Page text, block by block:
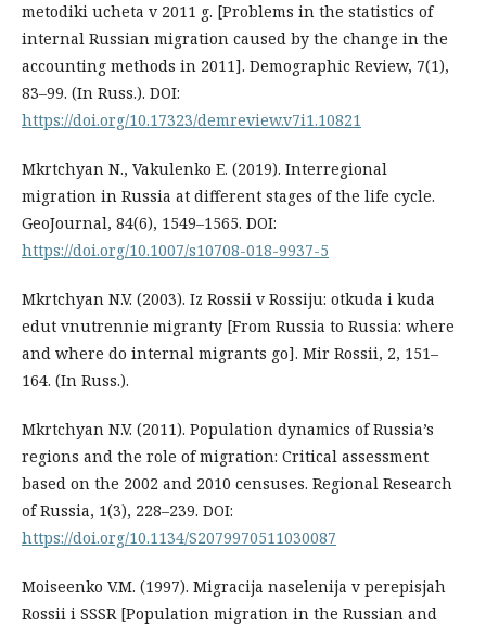
metodiki ucheta v 2011 g. [Problems in the statistics of
internal Russian migration caused by the change in the
accounting methods in 2011]. Demographic Review, 7(1),
83–99. (In Russ.). DOI:
https://doi.org/10.17323/demreview.v7i1.10821
Mkrtchyan N., Vakulenko E. (2019). Interregional
migration in Russia at different stages of the life cycle.
GeoJournal, 84(6), 1549–1565. DOI:
https://doi.org/10.1007/s10708-018-9937-5
Mkrtchyan N.V. (2003). Iz Rossii v Rossiju: otkuda i kuda
edut vnutrennie migranty [From Russia to Russia: where
and where do internal migrants go]. Mir Rossii, 2, 151–
164. (In Russ.).
Mkrtchyan N.V. (2011). Population dynamics of Russia’s
regions and the role of migration: Critical assessment
based on the 2002 and 2010 censuses. Regional Research
of Russia, 1(3), 228–239. DOI:
https://doi.org/10.1134/S2079970511030087
Moiseenko V.M. (1997). Migracija naselenija v perepisjah
Rossii i SSSR [Population migration in the Russian and